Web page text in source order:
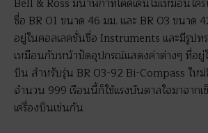
Bell & Ross มีนาฬิกาที่โดดเด่นไม่เหมือนใค
ชื่อ BR 01 ขนาด 46 มม. และ BR 03 ขนาด
อยู่ในคอลเลคชั่นชื่อ Instruments และมีรูปท
เหมือนกับหน้าปัดอุปกรณ์แสดงค่าต่างๆ ที่อยู่
บิน สำหรับรุ่น BR 03-92 Bi-Compass ใหม่
จำนวน 999 เรือนนี้ก็ใช้แรงบันดาลใจมาจาก
เครื่องบินเช่นกัน